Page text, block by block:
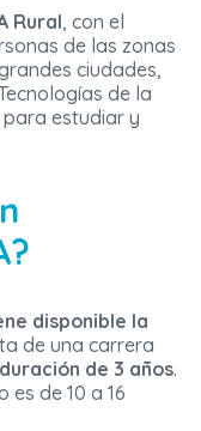
Rural, con el
de las zonas
ciudades,
de la
para estudiar y
disponible la
de una carrera
duración de 3 años.
de 10 a 16